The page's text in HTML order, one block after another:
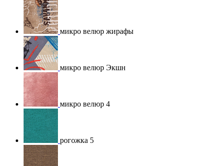
микро велюр жирафы
микро велюр Экшн
микро велюр 4
рогожка 5